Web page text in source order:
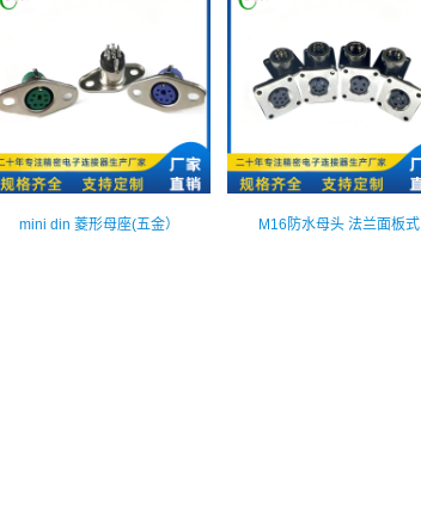
mini din 菱形母座(五金） M16防水母头 法兰面板式